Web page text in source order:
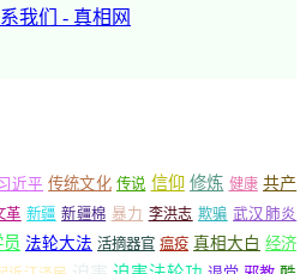
我们 - 真相网
近平 传统文化 传说 信仰 修炼 健康 共产
革 新疆 新疆棉 暴力 李洪志 欺骗 武汉肺炎
法轮大法 活摘器官 瘟疫 真相大白 经济